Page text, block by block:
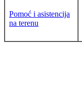
Pomoć i asistencija
na terenu